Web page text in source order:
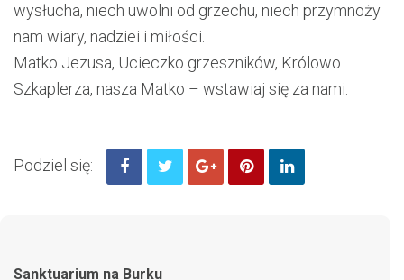
wysłucha, niech uwolni od grzechu, niech przymnoży
nam wiary, nadziei i miłości.
Matko Jezusa, Ucieczko grzeszników, Królowo
Szkaplerza, nasza Matko – wstawiaj się za nami.
Podziel się:
Sanktuarium na Burku